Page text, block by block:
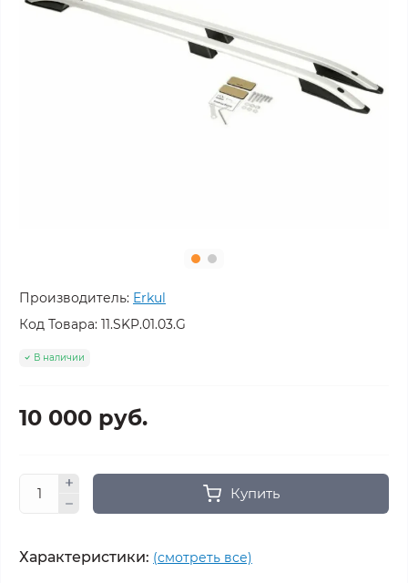
Производитель: Erkul
Код Товара: 11.SKP.01.03.G
В наличии
10 000 руб.
Купить
Характеристики: (смотреть все)